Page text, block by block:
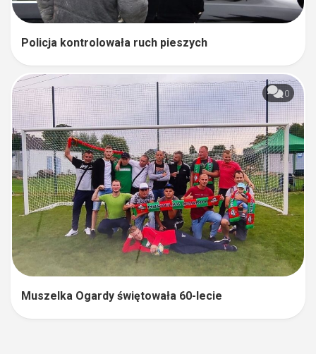
Policja kontrolowała ruch pieszych
0
Muszelka Ogardy świętowała 60-lecie